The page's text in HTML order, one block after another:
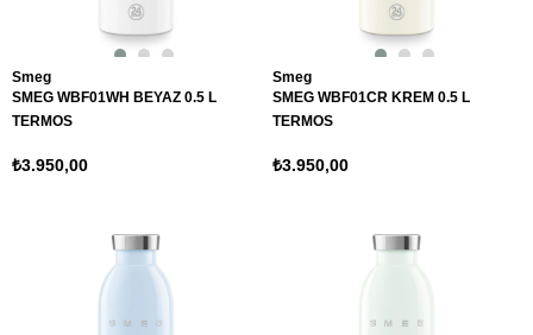
Smeg
SMEG WBF01WH BEYAZ 0.5 L
TERMOS
₺3.950,00
Smeg
SMEG WBF01CR KREM 0.5 L
TERMOS
₺3.950,00